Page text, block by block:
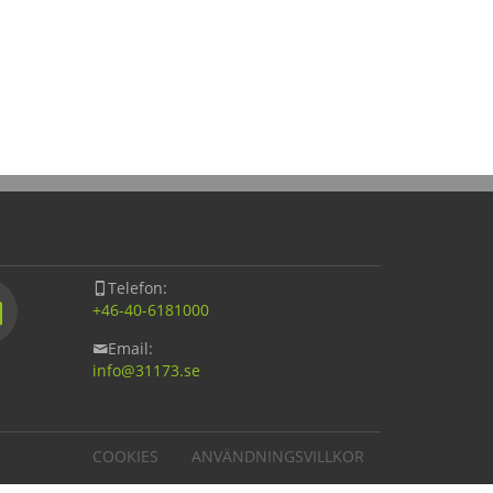
Telefon:
+46-40-6181000
Email:
info@31173.se
COOKIES ANVÄNDNINGSVILLKOR